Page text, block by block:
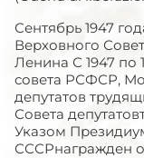
Сентябрь 1947
Верховного
Ленина С 1947 по
совета РСФСР,
депутатов
Совета
Указом
СССРнагражден